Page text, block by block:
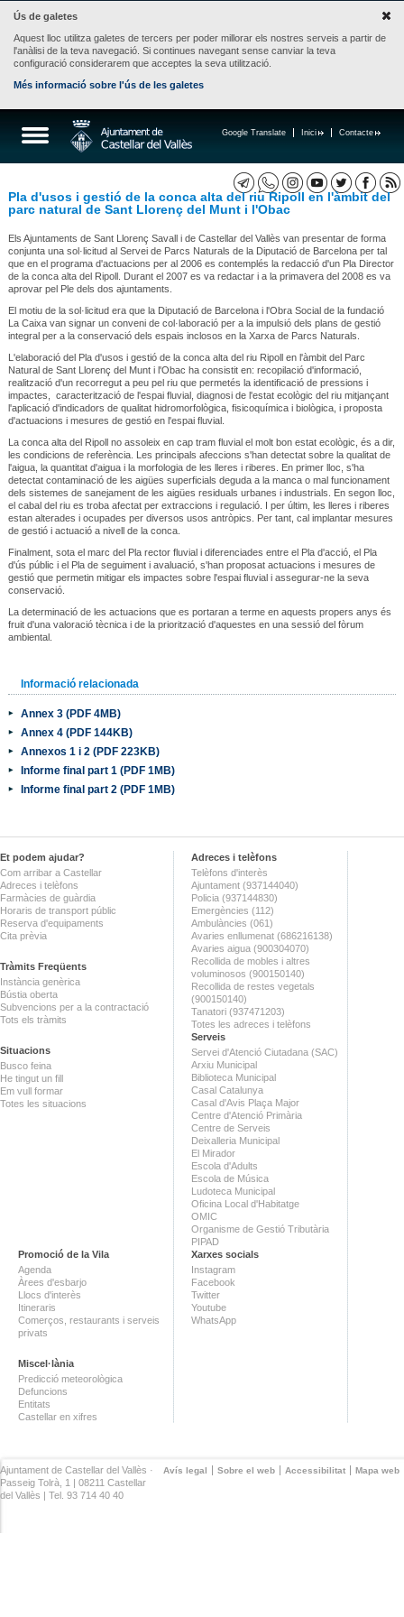
Ús de galetes
Aquest lloc utilitza galetes de tercers per poder millorar els nostres serveis a partir de
l'anàlisi de la teva navegació. Si continues navegant sense canviar la teva
configuració considerarem que acceptes la seva utilització.
Més informació sobre l'ús de les galetes
Contacte
Inici
Google Translate
Pla d'usos i gestió de la conca alta del riu Ripoll en l'àmbit del
parc natural de Sant Llorenç del Munt i l'Obac
Els Ajuntaments de Sant Llorenç Savall i de Castellar del Vallès van presentar de forma
conjunta una sol·licitud al Servei de Parcs Naturals de la Diputació de Barcelona per tal
que en el programa d'actuacions per al 2006 es contemplés la redacció d'un Pla Director
de la conca alta del Ripoll. Durant el 2007 es va redactar i a la primavera del 2008 es va
aprovar pel Ple dels dos ajuntaments.
El motiu de la sol·licitud era que la Diputació de Barcelona i l'Obra Social de la fundació
La Caixa van signar un conveni de col·laboració per a la impulsió dels plans de gestió
integral per a la conservació dels espais inclosos en la Xarxa de Parcs Naturals.
L'elaboració del Pla d'usos i gestió de la conca alta del riu Ripoll en l'àmbit del Parc
Natural de Sant Llorenç del Munt i l'Obac ha consistit en: recopilació d'informació,
realització d'un recorregut a peu pel riu que permetés la identificació de pressions i
impactes, caracterització de l'espai fluvial, diagnosi de l'estat ecològic del riu mitjançant
l'aplicació d'indicadors de qualitat hidromorfològica, fisicoquímica i biològica, i proposta
d'actuacions i mesures de gestió en l'espai fluvial.
La conca alta del Ripoll no assoleix en cap tram fluvial el molt bon estat ecològic, és a dir,
les condicions de referència. Les principals afeccions s'han detectat sobre la qualitat de
l'aigua, la quantitat d'aigua i la morfologia de les lleres i riberes. En primer lloc, s'ha
detectat contaminació de les aigües superficials deguda a la manca o mal funcionament
dels sistemes de sanejament de les aigües residuals urbanes i industrials. En segon lloc,
el cabal del riu es troba afectat per extraccions i regulació. I per últim, les lleres i riberes
estan alterades i ocupades per diversos usos antròpics. Per tant, cal implantar mesures
de gestió i actuació a nivell de la conca.
Finalment, sota el marc del Pla rector fluvial i diferenciades entre el Pla d'acció, el Pla
d'ús públic i el Pla de seguiment i avaluació, s'han proposat actuacions i mesures de
gestió que permetin mitigar els impactes sobre l'espai fluvial i assegurar-ne la seva
conservació.
La determinació de les actuacions que es portaran a terme en aquests propers anys és
fruit d'una valoració tècnica i de la priorització d'aquestes en una sessió del fòrum
ambiental.
Informació relacionada
Annex 3 (PDF 4MB)
Annex 4 (PDF 144KB)
Annexos 1 i 2 (PDF 223KB)
Informe final part 1 (PDF 1MB)
Informe final part 2 (PDF 1MB)
Et podem ajudar?
Com arribar a Castellar
Adreces i telèfons
Farmàcies de guàrdia
Horaris de transport públic
Reserva d'equipaments
Cita prèvia
Tràmits Freqüents
Instància genèrica
Bústia oberta
Subvencions per a la contractació
Tots els tràmits
Situacions
Busco feina
He tingut un fill
Em vull formar
Totes les situacions
Adreces i telèfons
Telèfons d'interès
Ajuntament (937144040)
Policia (937144830)
Emergències (112)
Ambulàncies (061)
Avaries enllumenat (686216138)
Avaries aigua (900304070)
Recollida de mobles i altres
voluminosos (900150140)
Recollida de restes vegetals
(900150140)
Tanatori (937471203)
Totes les adreces i telèfons
Serveis
Servei d'Atenció Ciutadana (SAC)
Arxiu Municipal
Biblioteca Municipal
Casal Catalunya
Casal d'Avis Plaça Major
Centre d'Atenció Primària
Centre de Serveis
Deixalleria Municipal
El Mirador
Escola d'Adults
Escola de Música
Ludoteca Municipal
Oficina Local d'Habitatge
OMIC
Organisme de Gestió Tributària
PIPAD
Promoció de la Vila
Agenda
Àrees d'esbarjo
Llocs d'interès
Itineraris
Comerços, restaurants i serveis
privats
Miscel·lània
Predicció meteorològica
Defuncions
Entitats
Castellar en xifres
Xarxes socials
Instagram
Facebook
Twitter
Youtube
WhatsApp
Avís legal Sobre el web Accessibilitat Mapa web
Ajuntament de Castellar del Vallès ·
Passeig Tolrà, 1 | 08211 Castellar
del Vallès | Tel. 93 714 40 40